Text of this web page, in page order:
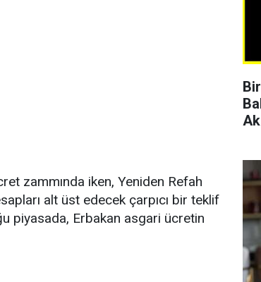
zammında iken, Yeniden Refah
alt üst edecek çarpıcı bir teklif
piyasada, Erbakan asgari ücretin